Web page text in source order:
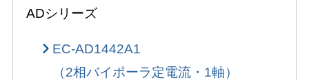
ADシリーズ
EC-AD1442A1
（2相バイポーラ定電流・1軸）